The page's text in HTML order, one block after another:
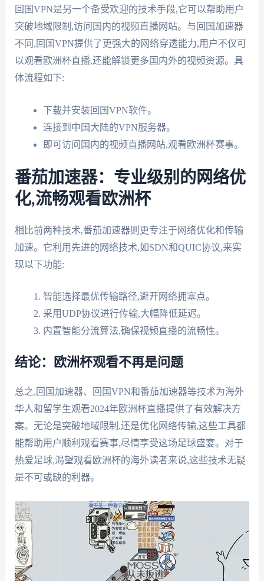
回国VPN是另一个备受欢迎的技术手段,它可以帮助用户
突破地域限制,访问国内的视频直播网站。与回国加速器
不同,回国VPN提供了更强大的网络穿透能力,用户不仅可
以观看欧洲杯直播,还能解锁更多国内外的视频资源。具
体流程如下:
下载并安装回国VPN软件。
连接到中国大陆的VPN服务器。
即可访问国内的视频直播网站,观看欧洲杯赛事。
番茄加速器：专业级别的网络优
化,流畅观看欧洲杯
相比前两种技术,番茄加速器则更专注于网络优化和传输
加速。它利用先进的网络技术,如SDN和QUIC协议,来实
现以下功能:
智能选择最优传输路径,避开网络拥塞点。
采用UDP协议进行传输,大幅降低延迟。
内置智能分流算法,确保视频直播的流畅性。
结论：欧洲杯观看不再是问题
总之,回国加速器、回国VPN和番茄加速器等技术为海外
华人和留学生观看2024年欧洲杯直播提供了有效解决方
案。无论是突破地域限制,还是优化网络传输,这些工具都
能帮助用户顺利观看赛事,尽情享受这场足球盛宴。对于
热爱足球,渴望观看欧洲杯的海外读者来说,这些技术无疑
是不可或缺的利器。